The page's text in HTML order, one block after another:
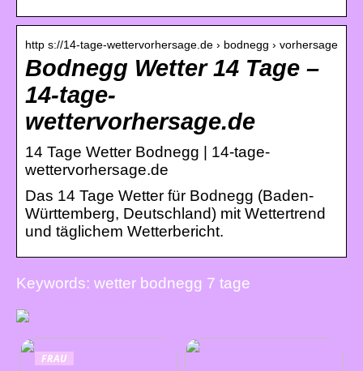
http s://14-tage-wettervorhersage.de › bodnegg › vorhersage
Bodnegg Wetter 14 Tage –
14-tage-
wettervorhersage.de
14 Tage Wetter Bodnegg | 14-tage-
wettervorhersage.de
Das 14 Tage Wetter für Bodnegg (Baden-
Württemberg, Deutschland) mit Wettertrend
und täglichem Wetterbericht.
Keywords: wetter bodnegg 7 tage
FRAU